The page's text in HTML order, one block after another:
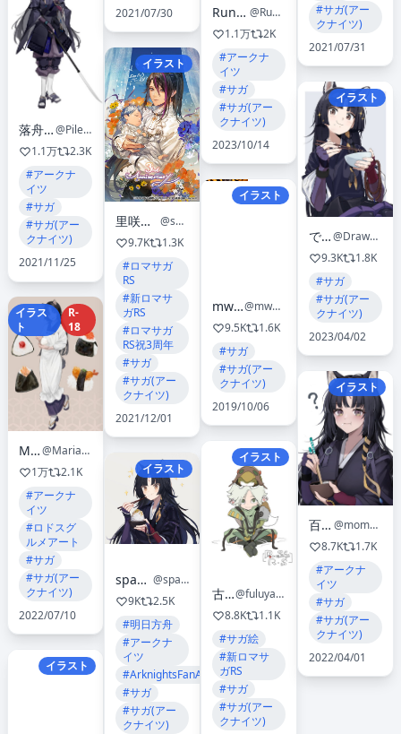
落舟Pile
@Pile258
1.1万
2.3K
#アークナ
イツ
#サガ
#サガ(アー
クナイツ)
2021/11/25
イラス
ト
R-
18
Maria
@Maria__1029
1万
2.1K
#アークナ
イツ
#ロドスグ
ルメアート
#サガ
#サガ(アー
クナイツ)
2022/07/10
イラスト
2021/07/30
イラスト
里咲ねむ(旧:晴子)
@satozaki_h
9.7K
1.3K
#ロマサガ
RS
#新ロマサ
ガRS
#ロマサガ
RS祝3周年
#サガ
#サガ(アー
クナイツ)
2021/12/01
イラスト
spacelongcat
@spacelongcat
9K
2.5K
#明日方舟
#アークナ
イツ
#ArknightsFanArt
#サガ
#サガ(アー
クナイツ)
Runamonet
@Runamonet
1.1万
2K
#アークナ
イツ
#サガ
#サガ(アー
クナイツ)
2023/10/14
イラスト
mwaminfo
@mwaminfo029
9.5K
1.6K
#サガ
#サガ(アー
クナイツ)
2019/10/06
イラスト
古矢
@fuluyano
8.8K
1.1K
#サガ絵
#新ロマサ
ガRS
#サガ
#サガ(アー
クナイツ)
#サガ(アー
クナイツ)
2021/07/31
イラスト
でいもす
@DrawDrawDeimos
9.3K
1.8K
#サガ
#サガ(アー
クナイツ)
2023/04/02
イラスト
百太郎
@momotar0_4
8.7K
1.7K
#アークナ
イツ
#サガ
#サガ(アー
クナイツ)
2022/04/01